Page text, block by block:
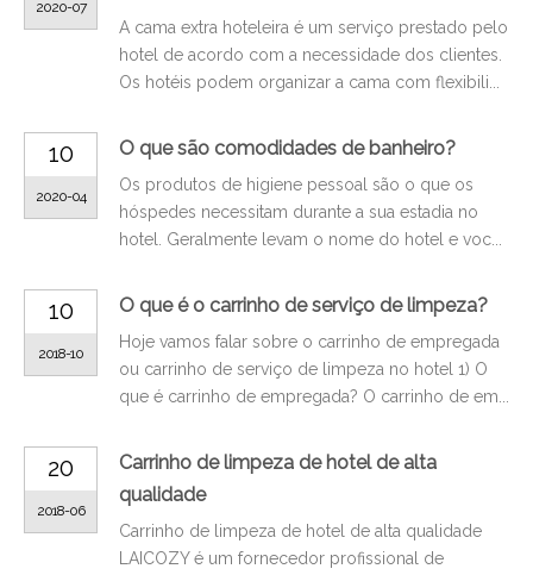
2020-07
A cama extra hoteleira é um serviço prestado pelo
hotel de acordo com a necessidade dos clientes.
Os hotéis podem organizar a cama com flexibili...
10
2020-04
O que são comodidades de banheiro?
Os produtos de higiene pessoal são o que os
hóspedes necessitam durante a sua estadia no
hotel. Geralmente levam o nome do hotel e voc...
10
2018-10
O que é o carrinho de serviço de limpeza?
Hoje vamos falar sobre o carrinho de empregada
ou carrinho de serviço de limpeza no hotel 1) O
que é carrinho de empregada? O carrinho de em...
20
2018-06
Carrinho de limpeza de hotel de alta
qualidade
Carrinho de limpeza de hotel de alta qualidade
LAICOZY é um fornecedor profissional de